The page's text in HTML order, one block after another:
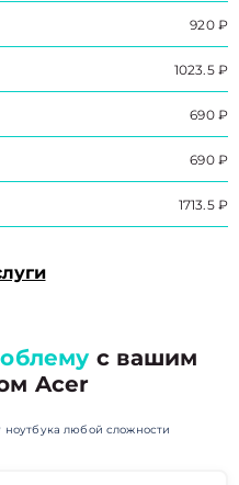
920 ₽
1023.5 ₽
690 ₽
690 ₽
1713.5 ₽
с вашим
Acer
любой сложности